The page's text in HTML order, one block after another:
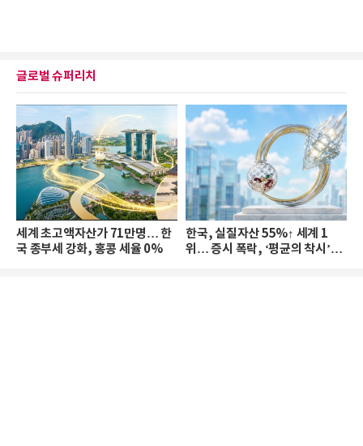
글로벌 슈퍼리치
세계 초고액자산가 71만명… 한
국 종부세 강화, 홍콩 세율 0%
한국, 실질자산 55%↑ 세계 1
위… 증시 폭락, ‘평균의 착시’와